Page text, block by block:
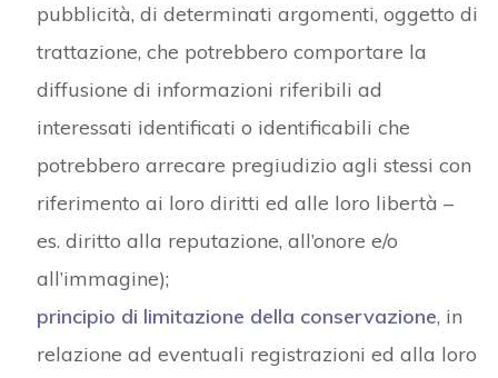
pubblicità, di determinati argomenti, oggetto di
trattazione, che potrebbero comportare la
diffusione di informazioni riferibili ad
interessati identificati o identificabili che
potrebbero arrecare pregiudizio agli stessi con
riferimento ai loro diritti ed alle loro libertà –
es. diritto alla reputazione, all’onore e/o
all’immagine);
principio di limitazione della conservazione, in
relazione ad eventuali registrazioni ed alla loro